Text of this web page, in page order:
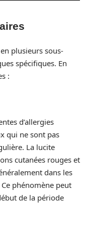
plusieurs sous-
spécifiques. En
:
d’allergies
qui ne sont pas
La lucite
cutanées rouges et
dans les
phénomène peut
de la période